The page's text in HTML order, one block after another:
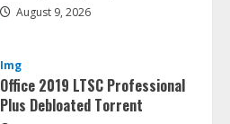
August 9, 2026
Img
Office 2019 LTSC Professional
Plus Debloated Tоrrеnt